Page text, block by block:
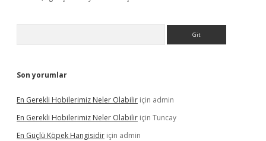
Son yorumlar
En Gerekli Hobilerimiz Neler Olabilir için admin
En Gerekli Hobilerimiz Neler Olabilir için Tuncay
En Güçlü Köpek Hangisidir için admin